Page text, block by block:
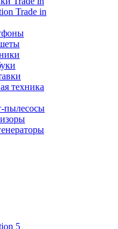
Trade in
техника
пылесосы
5